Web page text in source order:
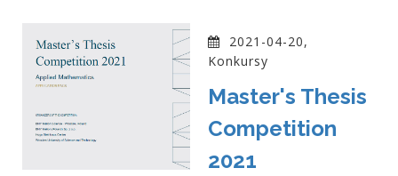
2021-04-20,
Konkursy
Master's Thesis
Competition
2021